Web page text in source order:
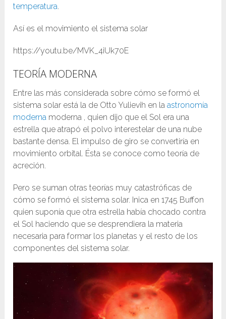
temperatura.
Así es el movimiento el sistema solar
https://youtu.be/MVK_4iUk70E
TEORÍA MODERNA
Entre las más considerada sobre cómo se formó el
sistema solar está la de Otto Yulievih en laastronomía
moderna moderna , quien dijo que el Sol era una
estrella que atrapó el polvo interestelar de una nube
bastante densa. El impulso de giro se convertiría en
movimiento orbital. Ésta se conoce como teoría de
acreción.
Pero se suman otras teorías muy catastróficas de
cómo se formó el sistema solar. Inica en 1745 Buffon
quien suponía que otra estrella había chocado contra
el Sol haciendo que se desprendiera la materia
necesaria para formar los planetas y el resto de los
componentes del sistema solar.